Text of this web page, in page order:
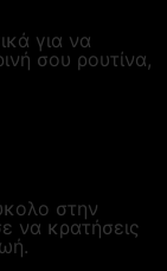
για να
σου ρουτίνα,
στην
να κρατήσεις